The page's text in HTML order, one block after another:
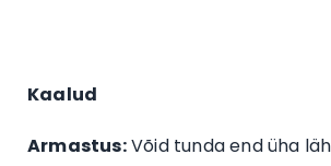
Kaalud
Armastus:Võid tunda end üha